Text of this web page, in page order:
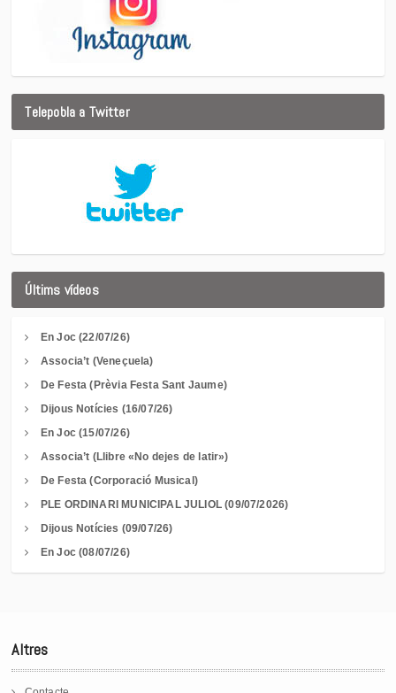
Telepobla a Twitter
Últims vídeos
En Joc (22/07/26)
Associa’t (Veneçuela)
De Festa (Prèvia Festa Sant Jaume)
Dijous Notícies (16/07/26)
En Joc (15/07/26)
Associa’t (Llibre «No dejes de latir»)
De Festa (Corporació Musical)
PLE ORDINARI MUNICIPAL JULIOL (09/07/2026)
Dijous Notícies (09/07/26)
En Joc (08/07/26)
Altres